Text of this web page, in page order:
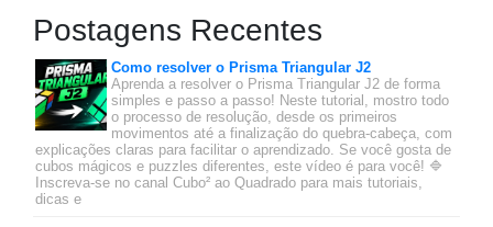
Postagens Recentes
Como resolver o Prisma Triangular J2
Aprenda a resolver o Prisma Triangular J2 de forma
simples e passo a passo! Neste tutorial, mostro todo
o processo de resolução, desde os primeiros
movimentos até a finalização do quebra-cabeça, com
explicações claras para facilitar o aprendizado. Se você gosta de
cubos mágicos e puzzles diferentes, este vídeo é para você! 🔷
Inscreva-se no canal Cubo² ao Quadrado para mais tutoriais,
dicas e